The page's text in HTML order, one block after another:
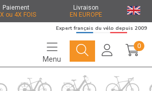
Paiement
ou 4X FOIS
Livraison
EN EUROPE
distributeurs de vélo
Expert français du vélo depuis 2009
Menu
0